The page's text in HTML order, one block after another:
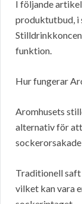
I följande
produktutbud, i
funktion.
Hur fungerar
Aromhusets
alternativ för
Traditionell saft
vilket kan vara